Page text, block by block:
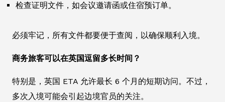
检查证明文件，如会议邀请函或住宿预订单。
必须牢记，所有文件都要便于查阅，以确保顺利入境。
商务旅客可以在英国逗留多长时间？
特别是，英国 ETA 允许最长 6 个月的短期访问。不过，
多次入境可能会引起边境官员的关注。